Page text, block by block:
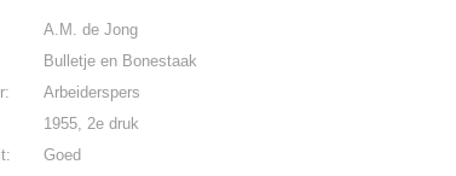
A.M. de Jong
Bulletje en Bonestaak
Arbeiderspers
1955, 2e druk
Goed